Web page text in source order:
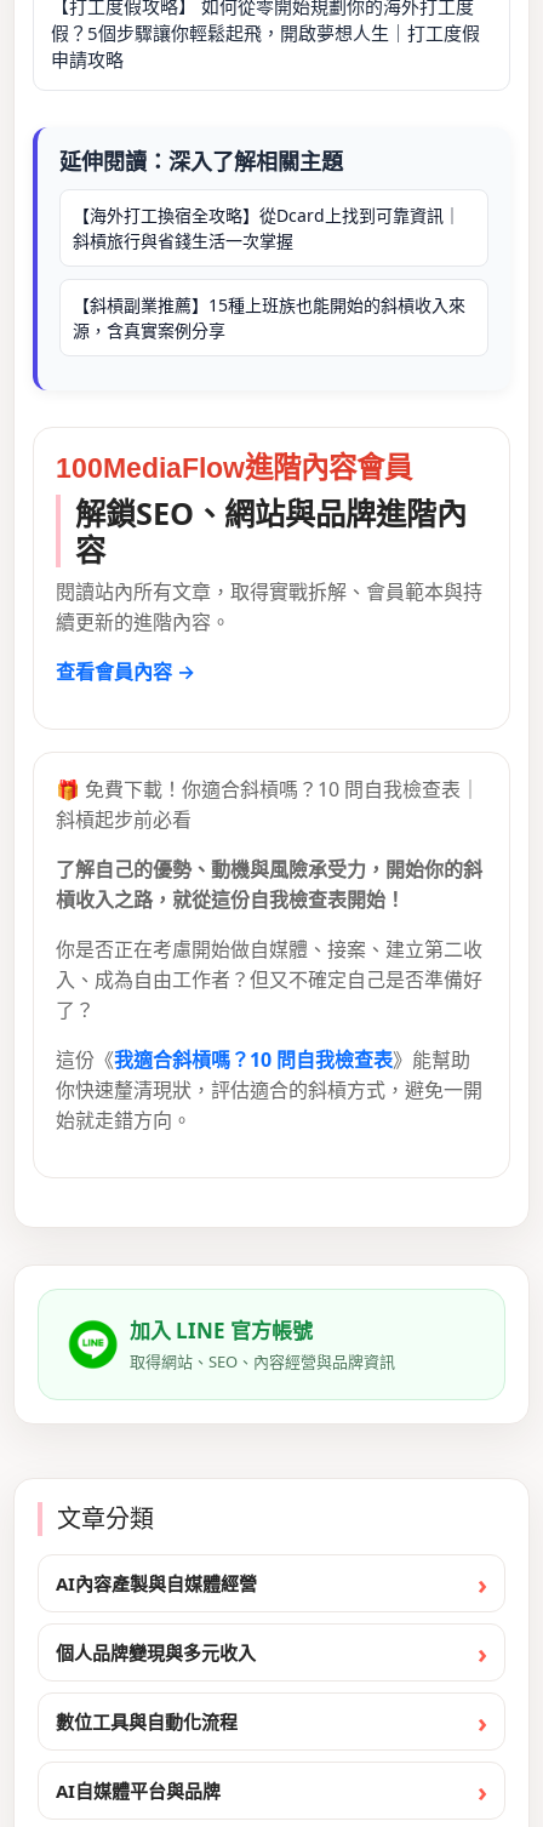
【打工度假攻略】 如何從零開始規劃你的海外打工度
假？5個步驟讓你輕鬆起飛，開啟夢想人生｜打工度假
申請攻略
延伸閱讀：深入了解相關主題
【海外打工換宿全攻略】從Dcard上找到可靠資訊｜
斜槓旅行與省錢生活一次掌握
【斜槓副業推薦】15種上班族也能開始的斜槓收入來
源，含真實案例分享
100MediaFlow進階內容會員
解鎖SEO、網站與品牌進階內
容
閱讀站內所有文章，取得實戰拆解、會員範本與持
續更新的進階內容。
查看會員內容 →
🎁 免費下載！你適合斜槓嗎？10 問自我檢查表｜
斜槓起步前必看
了解自己的優勢、動機與風險承受力，開始你的斜
槓收入之路，就從這份自我檢查表開始！
你是否正在考慮開始做自媒體、接案、建立第二收
入、成為自由工作者？但又不確定自己是否準備好
了？
這份《我適合斜槓嗎？10 問自我檢查表》能幫助
你快速釐清現狀，評估適合的斜槓方式，避免一開
始就走錯方向。
加入 LINE 官方帳號
取得網站、SEO、內容經營與品牌資訊
文章分類
AI內容產製與自媒體經營
個人品牌變現與多元收入
數位工具與自動化流程
AI自媒體平台與品牌